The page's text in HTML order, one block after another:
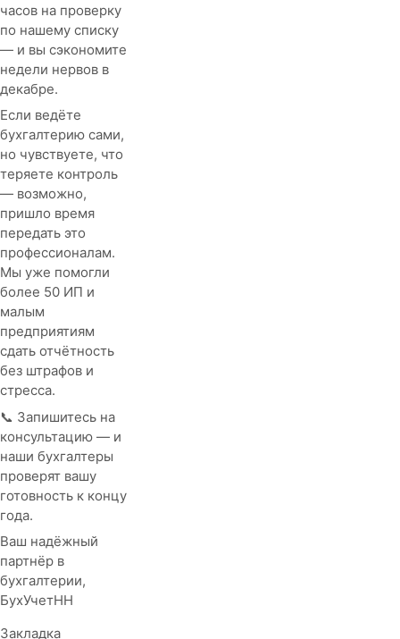
часов на проверку
по нашему списку
— и вы сэкономите
недели нервов в
декабре.
Если ведёте
бухгалтерию сами,
но чувствуете, что
теряете контроль
— возможно,
пришло время
передать это
профессионалам.
Мы уже помогли
более 50 ИП и
малым
предприятиям
сдать отчётность
без штрафов и
стресса.
📞 Запишитесь на
консультацию — и
наши бухгалтеры
проверят вашу
готовность к концу
года.
Ваш надёжный
партнёр в
бухгалтерии,
БухУчетНН
Закладка